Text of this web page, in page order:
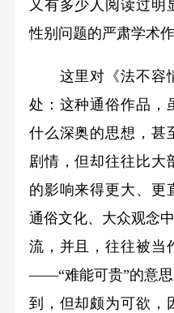
又有多少人阅读过明
性别问题的严肃学术
这里对《法不容情
处：这种通俗作品，
什么深奥的思想，甚
剧情，但却往往比大
的影响来得更大、更
通俗文化、大众观念
流，并且，往往被当
——“难能可贵”的意思
到，但却颇为可欲，